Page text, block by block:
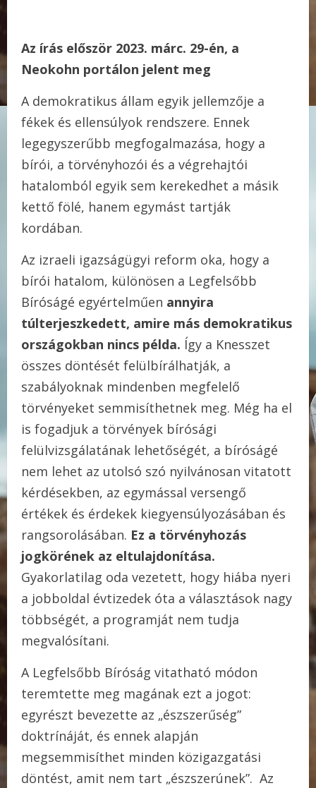
Az írás először 2023. márc. 29-én, a
Neokohn portálon jelent meg
A demokratikus állam egyik jellemzője a
fékek és ellensúlyok rendszere. Ennek
legegyszerűbb megfogalmazása, hogy a
bírói, a törvényhozói és a végrehajtói
hatalomból egyik sem kerekedhet a másik
kettő fölé, hanem egymást tartják
kordában.
Az izraeli igazságügyi reform oka, hogy a
bírói hatalom, különösen a Legfelsőbb
Bíróságé egyértelműen annyira
túlterjeszkedett, amire más demokratikus
országokban nincs példa. Így a Knesszet
összes döntését felülbírálhatják, a
szabályoknak mindenben megfelelő
törvényeket semmisíthetnek meg. Még ha el
is fogadjuk a törvények bírósági
felülvizsgálatának lehetőségét, a bíróságé
nem lehet az utolsó szó nyilvánosan vitatott
kérdésekben, az egymással versengő
értékek és érdekek kiegyensúlyozásában és
rangsorolásában. Ez a törvényhozás
jogkörének az eltulajdonítása.
Gyakorlatilag oda vezetett, hogy hiába nyeri
a jobboldal évtizedek óta a választások nagy
többségét, a programját nem tudja
megvalósítani.
A Legfelsőbb Bíróság vitatható módon
teremtette meg magának ezt a jogot:
egyrészt bevezette az „észszerűség”
doktrínáját, és ennek alapján
megsemmisíthet minden közigazgatási
döntést, amit nem tart „észszerúnek”. Az